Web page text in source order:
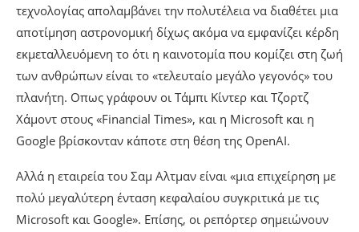
τεχνολογίας απολαμβάνει την πολυτέλεια να διαθέτει μια
αποτίμηση αστρονομική δίχως ακόμα να εμφανίζει κέρδη
εκμεταλλευόμενη το ότι η καινοτομία που κομίζει στη ζωή
των ανθρώπων είναι το «τελευταίο μεγάλο γεγονός» του
πλανήτη. Οπως γράφουν οι Τάμπι Κίντερ και Τζορτζ
Χάμοντ στους «Financial Times», και η Microsoft και η
Google βρίσκονταν κάποτε στη θέση της OpenAI.
Αλλά η εταιρεία του Σαμ Αλτμαν είναι «μια επιχείρηση με
πολύ μεγαλύτερη ένταση κεφαλαίου συγκριτικά με τις
Microsoft και Google». Επίσης, οι ρεπόρτερ σημειώνουν